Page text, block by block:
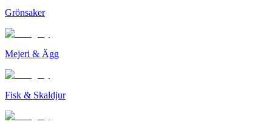
Grönsaker
Mejeri & Ägg
Fisk & Skaldjur